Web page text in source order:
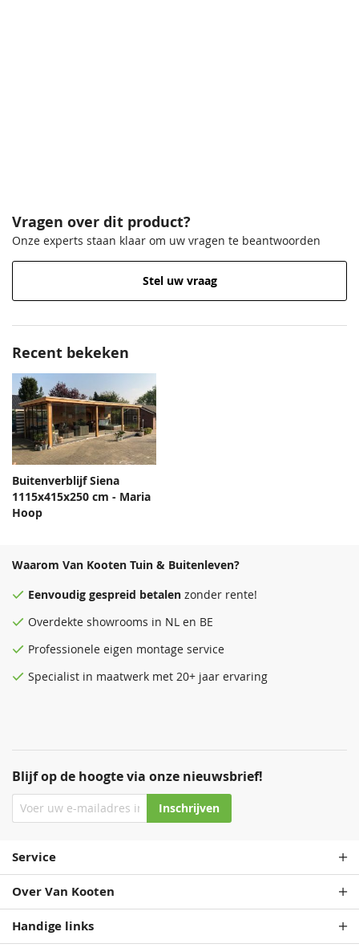
Vragen over dit product?
Onze experts staan klaar om uw vragen te beantwoorden
Stel uw vraag
Recent bekeken
Buitenverblijf Siena
1115x415x250 cm - Maria
Hoop
Blijf op de hoogte via onze nieuwsbrief!
Inschrijven
Waarom Van Kooten Tuin & Buitenleven?
Eenvoudig gespreid betalen zonder rente!
Overdekte showrooms in NL en BE
Professionele eigen montage service
Specialist in maatwerk met 20+ jaar ervaring
Service
Over Van Kooten
Handige links